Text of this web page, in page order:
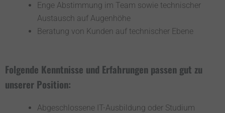
Enge Abstimmung im Team sowie technischer
Austausch auf Augenhöhe
Beratung von Kunden auf technischer Ebene
Folgende Kenntnisse und Erfahrungen passen gut zu
unserer Position:
Abgeschlossene IT-Ausbildung oder Studium